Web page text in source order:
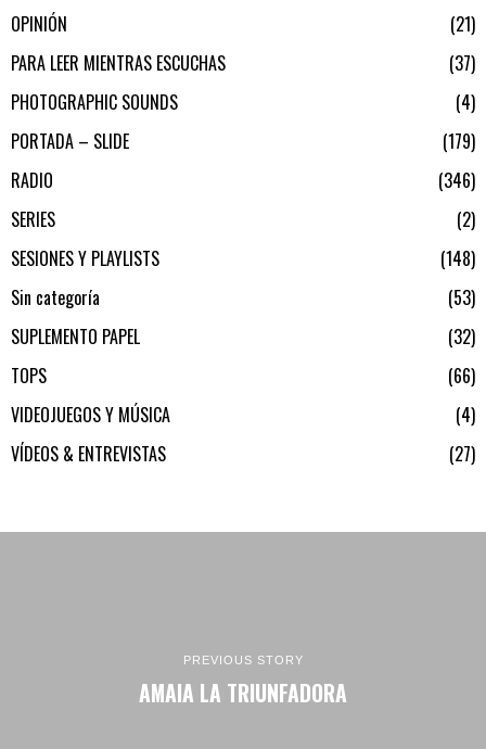
OPINIÓN
21
PARA LEER MIENTRAS ESCUCHAS
37
PHOTOGRAPHIC SOUNDS
4
PORTADA – SLIDE
179
RADIO
346
SERIES
2
SESIONES Y PLAYLISTS
148
Sin categoría
53
SUPLEMENTO PAPEL
32
TOPS
66
VIDEOJUEGOS Y MÚSICA
4
VÍDEOS & ENTREVISTAS
27
PREVIOUS STORY
AMAIA LA TRIUNFADORA